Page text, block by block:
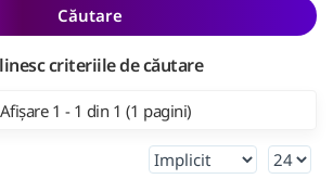
Căutare
criteriile de căutare
Afișare 1 - 1 din 1 (1 pagini)